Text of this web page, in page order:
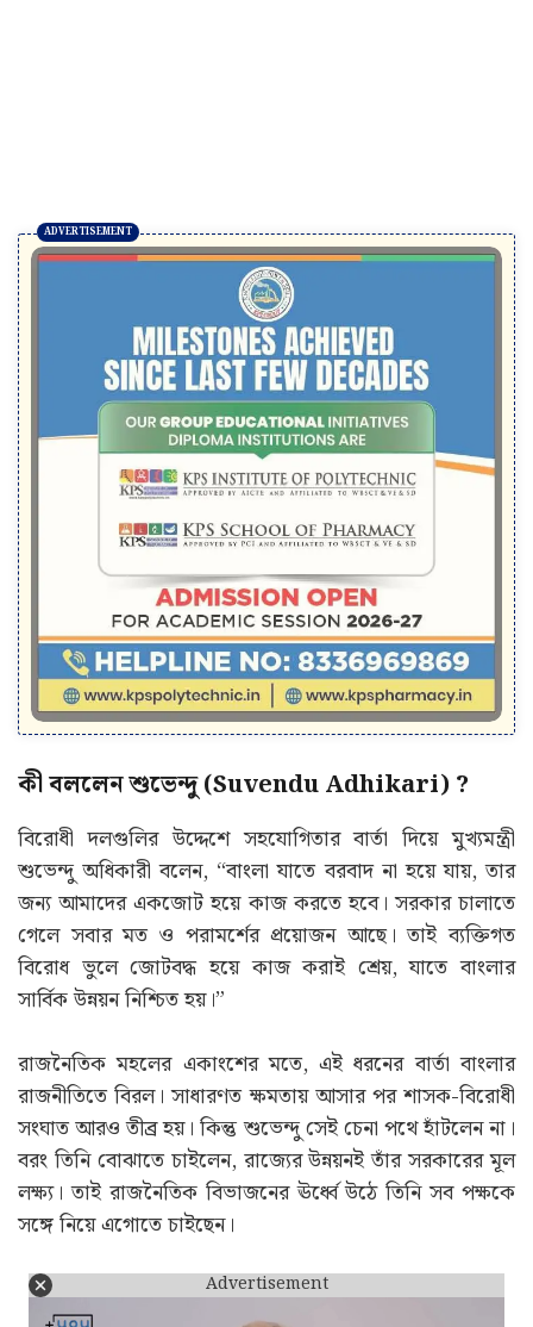
কী বললেন শুভেন্দু (Suvendu Adhikari) ?
বিরোধী দলগুলির উদ্দেশে সহযোগিতার বার্তা দিয়ে মুখ্যমন্ত্রী
শুভেন্দু অধিকারী বলেন, “বাংলা যাতে বরবাদ না হয়ে যায়, তার
জন্য আমাদের একজোট হয়ে কাজ করতে হবে। সরকার চালাতে
গেলে সবার মত ও পরামর্শের প্রয়োজন আছে। তাই ব্যক্তিগত
বিরোধ ভুলে জোটবদ্ধ হয়ে কাজ করাই শ্রেয়, যাতে বাংলার
সার্বিক উন্নয়ন নিশ্চিত হয়।”
রাজনৈতিক মহলের একাংশের মতে, এই ধরনের বার্তা বাংলার
রাজনীতিতে বিরল। সাধারণত ক্ষমতায় আসার পর শাসক-বিরোধী
সংঘাত আরও তীব্র হয়। কিন্তু শুভেন্দু সেই চেনা পথে হাঁটলেন না।
বরং তিনি বোঝাতে চাইলেন, রাজ্যের উন্নয়নই তাঁর সরকারের মূল
লক্ষ্য। তাই রাজনৈতিক বিভাজনের ঊর্ধ্বে উঠে তিনি সব পক্ষকে
সঙ্গে নিয়ে এগোতে চাইছেন।
Advertisement